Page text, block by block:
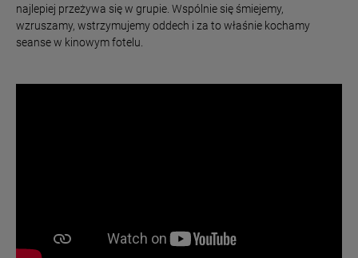
najlepiej przeżywa się w grupie. Wspólnie się śmiejemy,
wzruszamy, wstrzymujemy oddech i za to właśnie kochamy
seanse w kinowym fotelu.